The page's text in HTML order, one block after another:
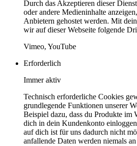
Durch das Akzeptieren dieser
oder andere Medieninhalte
Anbietern gehostet werden. Mit
wir auf dieser Webseite folgende
Vimeo, YouTube
Erforderlich
Immer aktiv
Technisch erforderliche Cookies
grundlegende Funktionen unserer
Beispiel dazu, dass du Produkte im
dich in dein Kundenkonto
auf dich ist für uns dadurch nicht
anfallende Daten werden niemals